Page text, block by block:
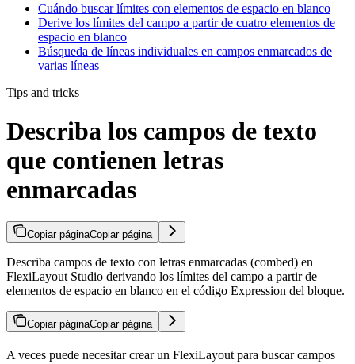
Cuándo buscar límites con elementos de espacio en blanco
Derive los límites del campo a partir de cuatro elementos de
espacio en blanco
Búsqueda de líneas individuales en campos enmarcados de
varias líneas
Tips and tricks
Describa los campos de texto
que contienen letras
enmarcadas
Copiar páginaCopiar página
Describa campos de texto con letras enmarcadas (combed) en
FlexiLayout Studio derivando los límites del campo a partir de
elementos de espacio en blanco en el código Expression del bloque.
Copiar páginaCopiar página
A veces puede necesitar crear un FlexiLayout para buscar campos